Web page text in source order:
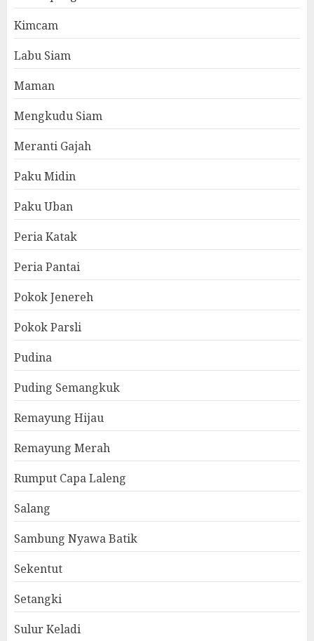
Kimcam
Labu Siam
Maman
Mengkudu Siam
Meranti Gajah
Paku Midin
Paku Uban
Peria Katak
Peria Pantai
Pokok Jenereh
Pokok Parsli
Pudina
Puding Semangkuk
Remayung Hijau
Remayung Merah
Rumput Capa Laleng
Salang
Sambung Nyawa Batik
Sekentut
Setangki
Sulur Keladi